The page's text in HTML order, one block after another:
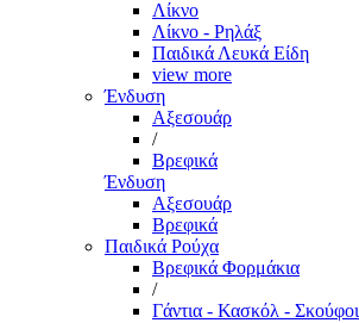
Λίκνο
Λίκνο - Ρηλάξ
Παιδικά Λευκά Είδη
view more
Ένδυση
Αξεσουάρ
/
Βρεφικά
Ένδυση
Αξεσουάρ
Βρεφικά
Παιδικά Ρούχα
Βρεφικά Φορμάκια
/
Γάντια - Κασκόλ - Σκούφοι